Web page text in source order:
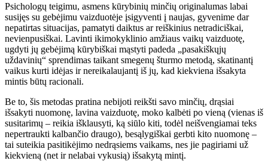
Psichologų teigimu, asmens kūrybinių minčių originalumas labai
susijęs su gebėjimu vaizduotėje įsigyventi į naujas, gyvenime dar
nepatirtas situacijas, pamatyti daiktus ar reiškinius netradiciškai,
nevienpusiškai. Lavinti ikimokyklinio amžiaus vaikų vaizduotę,
ugdyti jų gebėjimą kūrybiškai mąstyti padeda „pasakiškųjų
uždavinių“ sprendimas taikant smegenų šturmo metodą, skatinantį
vaikus kurti idėjas ir nereikalaujantį iš jų, kad kiekviena išsakyta
mintis būtų racionali.
Be to, šis metodas pratina nebijoti reikšti savo minčių, drąsiai
išsakyti nuomonę, lavina vaizduotę, moko kalbėti po vieną (vienas iš
susitarimų – reikia išklausyti, ką siūlo kiti, todėl neišvengiamai teks
nepertraukti kalbančio draugo), besąlygiškai gerbti kito nuomonę –
tai suteikia pasitikėjimo nedrąsiems vaikams, nes jie pagiriami už
kiekvieną (net ir nelabai vykusią) išsakytą mintį.